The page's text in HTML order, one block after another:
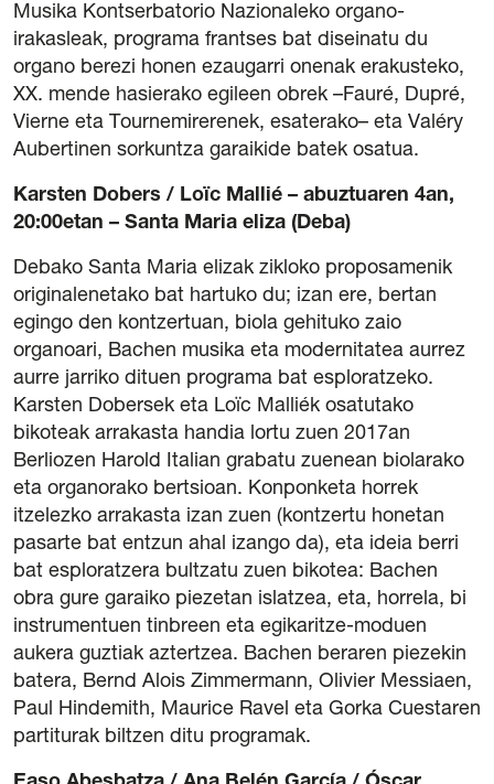
Musika Kontserbatorio Nazionaleko organo-
irakasleak, programa frantses bat diseinatu du
organo berezi honen ezaugarri onenak erakusteko,
XX. mende hasierako egileen obrek –Fauré, Dupré,
Vierne eta Tournemirerenek, esaterako– eta Valéry
Aubertinen sorkuntza garaikide batek osatua.
Karsten Dobers / Loïc Mallié – abuztuaren 4an,
20:00etan – Santa Maria eliza (Deba)
Debako Santa Maria elizak zikloko proposamenik
originalenetako bat hartuko du; izan ere, bertan
egingo den kontzertuan, biola gehituko zaio
organoari, Bachen musika eta modernitatea aurrez
aurre jarriko dituen programa bat esploratzeko.
Karsten Dobersek eta Loïc Malliék osatutako
bikoteak arrakasta handia lortu zuen 2017an
Berliozen Harold Italian grabatu zuenean biolarako
eta organorako bertsioan. Konponketa horrek
itzelezko arrakasta izan zuen (kontzertu honetan
pasarte bat entzun ahal izango da), eta ideia berri
bat esploratzera bultzatu zuen bikotea: Bachen
obra gure garaiko piezetan islatzea, eta, horrela, bi
instrumentuen tinbreen eta egikaritze-moduen
aukera guztiak aztertzea. Bachen beraren piezekin
batera, Bernd Alois Zimmermann, Olivier Messiaen,
Paul Hindemith, Maurice Ravel eta Gorka Cuestaren
partiturak biltzen ditu programak.